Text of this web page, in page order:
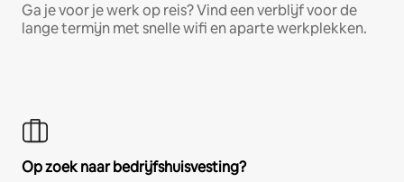
Ga je voor je werk op reis? Vind een verblijf voor de
lange termijn met snelle wifi en aparte werkplekken.
Op zoek naar bedrijfshuisvesting?